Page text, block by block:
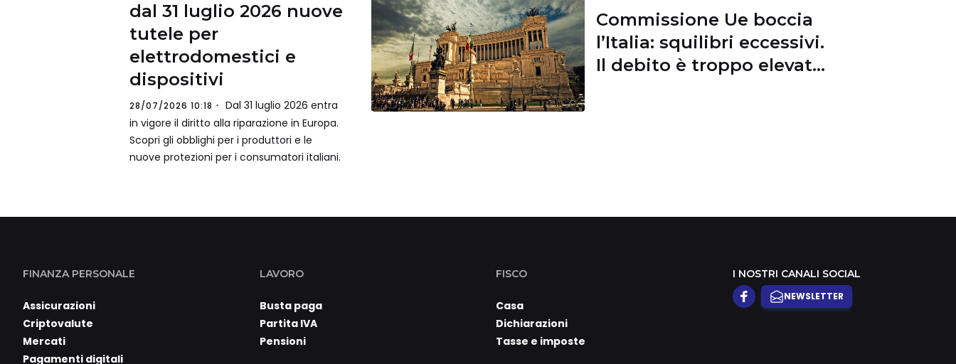
dal 31 luglio 2026 nuove
tutele per
elettrodomestici e
dispositivi
28/07/2026 10:18
Dal 31 luglio 2026 entra
in vigore il diritto alla riparazione in Europa.
Scopri gli obblighi per i produttori e le
nuove protezioni per i consumatori italiani.
Commissione Ue boccia
l’Italia: squilibri eccessivi.
Il debito è troppo elevato
FINANZA PERSONALE
Assicurazioni
Criptovalute
Mercati
Pagamenti digitali
LAVORO
Busta paga
Partita IVA
Pensioni
FISCO
Casa
Dichiarazioni
Tasse e imposte
I NOSTRI CANALI SOCIAL
NEWSLETTER